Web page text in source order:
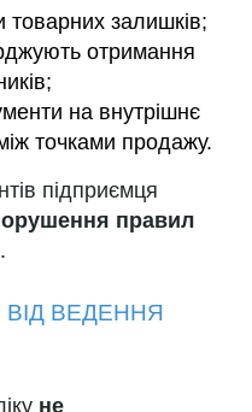
товарних залишків;
отримання
на внутрішнє
точками продажу.
підприємця
правил
.
ВЕДЕННЯ
не